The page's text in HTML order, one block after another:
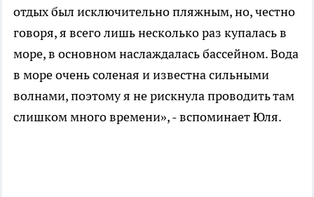
отдых был исключительно пляжным, но, честно
говоря, я всего лишь несколько раз купалась в
море, в основном наслаждалась бассейном. Вода
в море очень соленая и известна сильными
волнами, поэтому я не рискнула проводить там
слишком много времени», - вспоминает Юля.